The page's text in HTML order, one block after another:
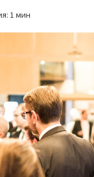
1 мин